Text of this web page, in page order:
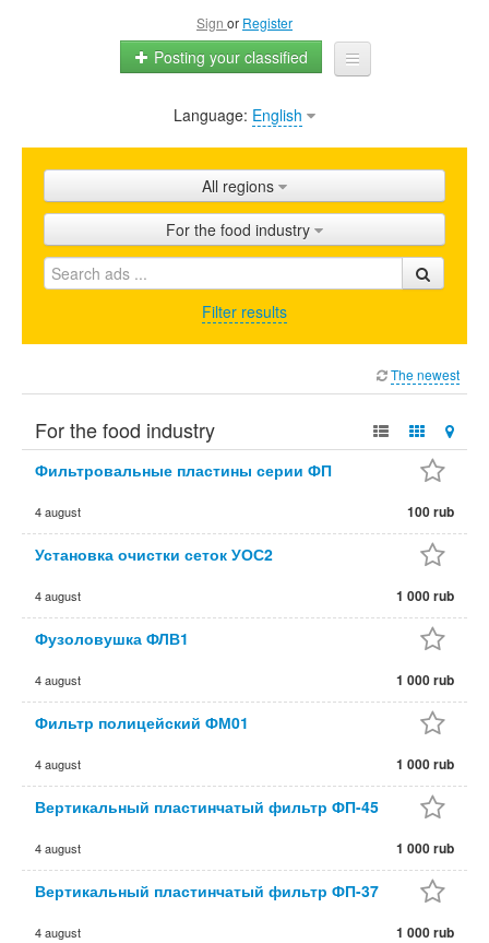
Sign or Register
Posting your classified
Home
Shops
Promotion
FAQ
Language: English
All regions
For the food industry
Filter results
The newest
For the food industry
Фильтровальные пластины серии ФП
4 august 100 rub
Установка очистки сеток УОС2
4 august 1 000 rub
Фузоловушка ФЛВ1
4 august 1 000 rub
Фильтр полицейский ФМ01
4 august 1 000 rub
Вертикальный пластинчатый фильтр ФП-45
4 august 1 000 rub
Вертикальный пластинчатый фильтр ФП-37
4 august 1 000 rub